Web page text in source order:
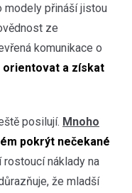
modely přináší jistou
ze
komunikace o
orientovat a získat
posilují. Mnoho
pokrýt nečekané
náklady na
že mladší